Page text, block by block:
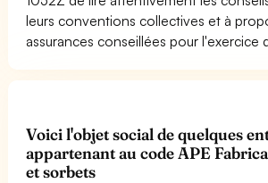
leurs conventions collectives et à
assurances conseillées pour l'exercice
Voici l'objet social de quelques
appartenant au code APE
et sorbets